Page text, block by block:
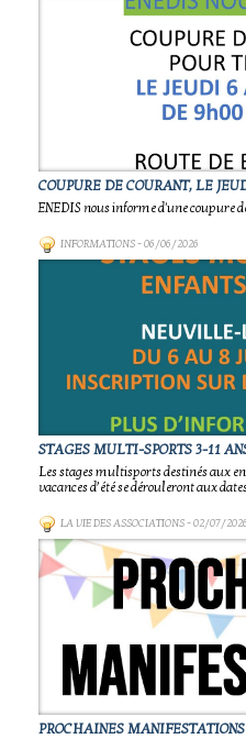
COUPURE DE COURANT, LE
ENEDIS nous informe d'une coupure
INFORMATIONS- 06/06/2026
STAGES MULTI-SPORTS 3-11
Les stages multisports destinés aux
vacances d’été se dérouleront aux
LA VIE DES ASSOCIATIONS- 02/07/2026
PROCHAINES